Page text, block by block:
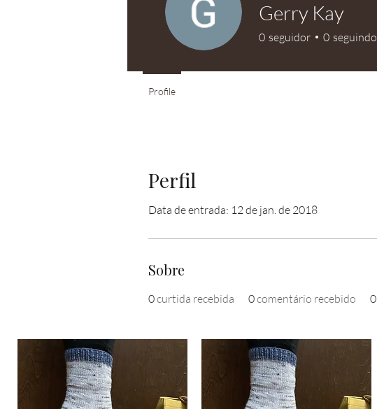
Perfil
Data de entrada: 12 de jan. de 2018
Sobre
0curtida recebida 0comentário recebido 0
Gerry Kay
0 seguidor 0 seguindo
Profile